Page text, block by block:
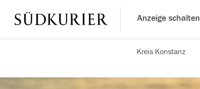
Anzeige schalten
Kreis Konstanz